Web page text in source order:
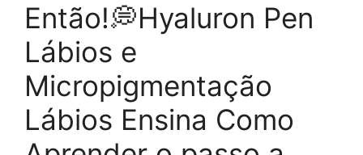
Então!💭Hyaluron Pen
Lábios e
Micropigmentação
Lábios Ensina Como